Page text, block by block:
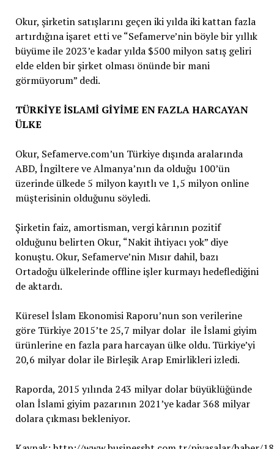
Okur, şirketin satışlarını geçen iki yılda iki kattan fazla
artırdığına işaret etti ve “Sefamerve’nin böyle bir yıllık
büyüme ile 2023’e kadar yılda $500 milyon satış geliri
elde elden bir şirket olması önünde bir mani
görmüyorum” dedi.
TÜRKİYE İSLAMİ GİYİME EN FAZLA HARCAYAN
ÜLKE
Okur, Sefamerve.com’un Türkiye dışında aralarında
ABD, İngiltere ve Almanya’nın da olduğu 100’ün
üzerinde ülkede 5 milyon kayıtlı ve 1,5 milyon online
müşterisinin olduğunu söyledi.
Şirketin faiz, amortisman, vergi kârının pozitif
olduğunu belirten Okur, “Nakit ihtiyacı yok” diye
konuştu. Okur, Sefamerve’nin Mısır dahil, bazı
Ortadoğu ülkelerinde offline işler kurmayı hedeflediğini
de aktardı.
Küresel İslam Ekonomisi Raporu’nun son verilerine
göre Türkiye 2015’te 25,7 milyar dolar ile İslami giyim
ürünlerine en fazla para harcayan ülke oldu. Türkiye’yi
20,6 milyar dolar ile Birleşik Arap Emirlikleri izledi.
Raporda, 2015 yılında 243 milyar dolar büyüklüğünde
olan İslami giyim pazarının 2021’ye kadar 368 milyar
dolara çıkması bekleniyor.